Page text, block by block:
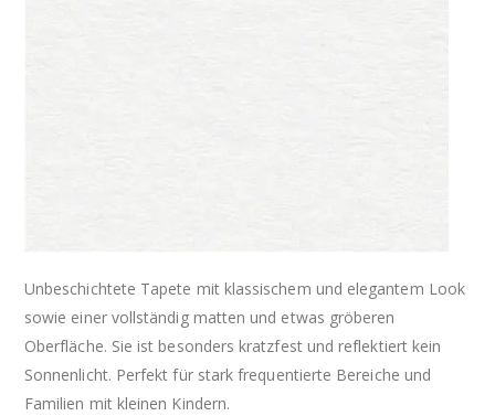
Unbeschichtete Tapete mit klassischem und elegantem Look
sowie einer vollständig matten und etwas gröberen
Oberfläche. Sie ist besonders kratzfest und reflektiert kein
Sonnenlicht. Perfekt für stark frequentierte Bereiche und
Familien mit kleinen Kindern.